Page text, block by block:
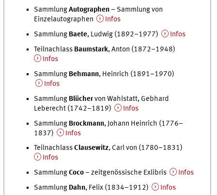
SammlungAutographen– Sammlung von
Einzelautographen
Infos
Sammlung Baete, Ludwig (1892–1977)
Infos
Teilnachlass Baumstark, Anton (1872–1948)
Infos
Sammlung Behmann, Heinrich (1891–1970)
Infos
Sammlung Blüchervon Wahlstatt, Gebhard
Leberecht (1742–1819)
Infos
Sammlung Brockmann, Johann Heinrich (1776–
1837)
Infos
TeilnachlassClausewitz, Carl von (1780–1831)
Infos
SammlungCoco– zeitgenössische Exlibris
Infos
Sammlung Dahn, Felix (1834–1912)
Infos